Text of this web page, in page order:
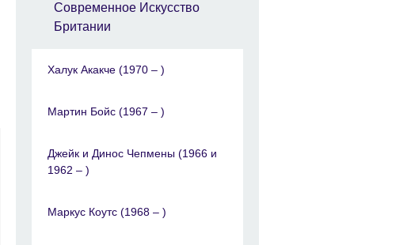
Современное Искусство
Британии
Халук Акакче (1970 – )
Мартин Бойс (1967 – )
Джейк и Динос Чепмены (1966 и
1962 – )
Маркус Коутс (1968 – )